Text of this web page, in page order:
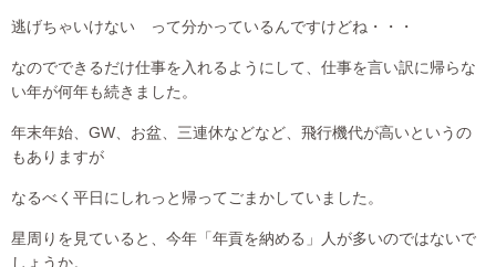
逃げちゃいけない って分かっているんですけどね・・・
なのでできるだけ仕事を入れるようにして、仕事を言い訳に帰らな
い年が何年も続きました。
年末年始、GW、お盆、三連休などなど、飛行機代が高いというの
もありますが
なるべく平日にしれっと帰ってごまかしていました。
星周りを見ていると、今年「年貢を納める」人が多いのではないで
しょうか。